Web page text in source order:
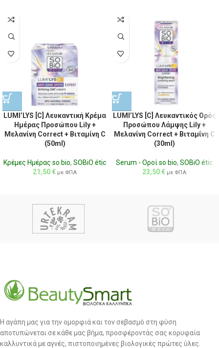
LUMI’LYS [C] Λευκαντική Κρέμα
Ημέρας Προσώπου Lily +
Μελανίνη Correct + Βιταμίνη C
(50ml)
Κρέμες Ημέρας so bio, SOBiO étic
21,50€ με ΦΠΑ
LUMI’LYS [C] Λευκαντικός Ορός
Προσώπου Λάμψης Lily +
Μελανίνη Correct + Βιταμίνη C
(30ml)
Serum - Οροί so bio, SOBiO étic
23,50€ με ΦΠΑ
Η αγάπη μας για την ομορφιά και τον σεβασμό στη φύση
αποτυπώνεται σε κάθε μας βήμα, προσφέροντάς σας κορυφαία
καλλυντικά με αγνές, πιστοποιημένες βιολογικές πρώτες ύλες.